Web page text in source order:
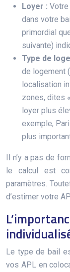
Loyer : Votre
dans votre
primordial
suivante)
Type de
de logement
localisation
zones, dites
loyer plus
exemple,
plus
Il n’y a pas de
le calcul est
paramètres.
d’estimer votre
Le type de bail
vos APL en